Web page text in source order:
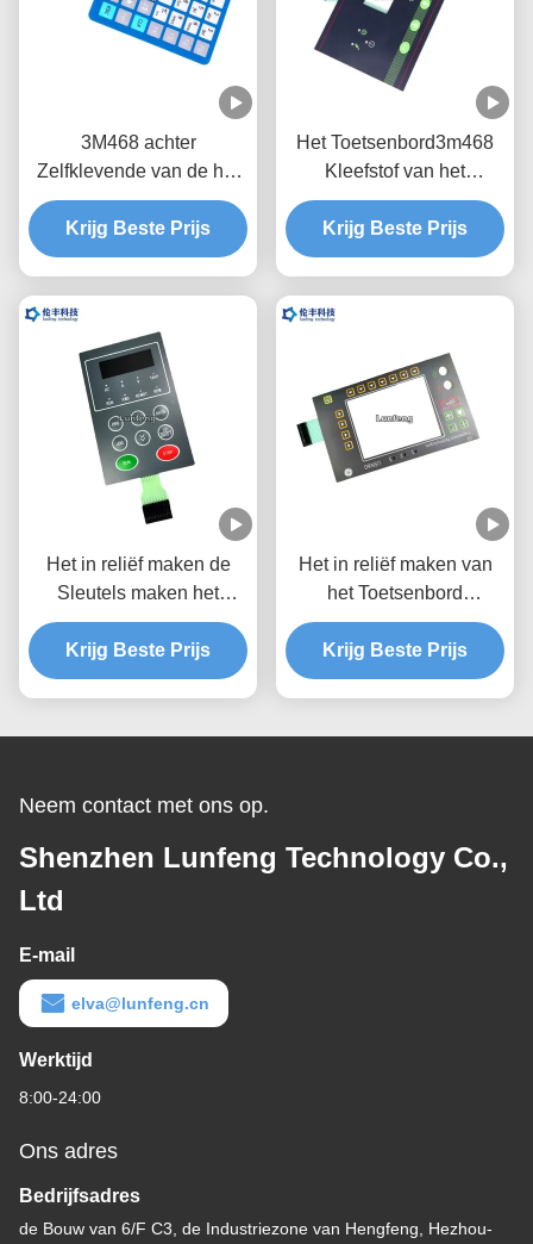
3M468 achter
Zelfklevende van de het
Membraanschakelaar van
de Metaalkoepel het
Schermdruk
Krijg Beste Prijs
Het Toetsenbord3m468
Kleefstof van het
transparante LEIDEN
LCD Venster Waterdichte
Membraan
Krijg Beste Prijs
Het in reliëf maken de
Sleutels maken het
Mechanische
Toetsenbord van de
Membraanschakelaar
Krijg Beste Prijs
Het in reliëf maken van
het Toetsenbord
LEIDENE van het
Schakelaar het
Waterdichte Membraan
LCD
Krijg Beste Prijs
Neem contact met ons op.
Shenzhen Lunfeng Technology Co.,
Ltd
E-mail
elva@lunfeng.cn
Werktijd
8:00-24:00
Ons adres
Bedrijfsadres
de Bouw van 6/F C3, de Industriezone van Hengfeng, Hezhou-